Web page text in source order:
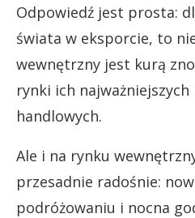
Odpowiedź jest prosta:
świata w eksporcie, to
wewnętrzny jest kurą
rynki ich
handlowych.
Ale i na rynku
przesadnie radośnie:
podróżowaniu i nocna